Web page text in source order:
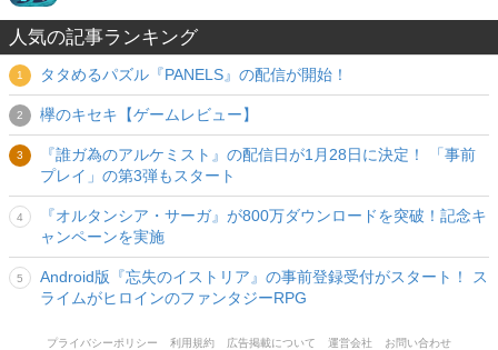
人気の記事ランキング
タタめるパズル『PANELS』の配信が開始！
欅のキセキ【ゲームレビュー】
『誰ガ為のアルケミスト』の配信日が1月28日に決定！ 「事前
プレイ」の第3弾もスタート
『オルタンシア・サーガ』が800万ダウンロードを突破！記念キ
ャンペーンを実施
Android版『忘失のイストリア』の事前登録受付がスタート！ ス
ライムがヒロインのファンタジーRPG
プライバシーポリシー 利用規約 広告掲載について 運営会社 お問い合わせ